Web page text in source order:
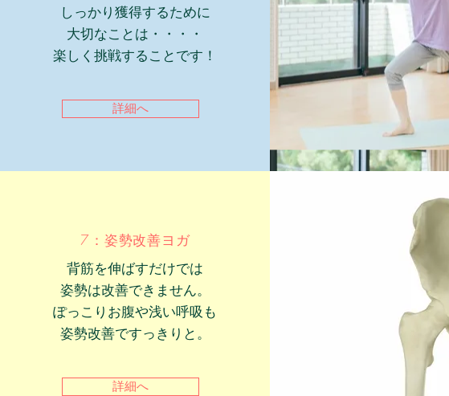
しっかり獲得するために
大切なことは・・・・
楽しく挑戦することです！
詳細へ
7：姿勢改善ヨガ
背筋を伸ばすだけでは
姿勢は改善できません。
ぽっこりお腹や浅い呼吸も
​姿勢改善ですっきりと。
詳細へ